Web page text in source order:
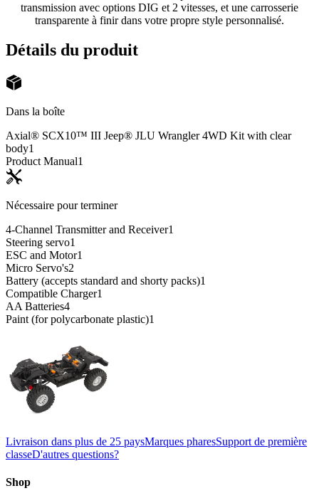
transmission avec options DIG et 2 vitesses, et une carrosserie
transparente à finir dans votre propre style personnalisé.
Détails du produit
Dans la boîte
Axial® SCX10™ III Jeep® JLU Wrangler 4WD Kit with clear
body1
Product Manual1
Nécessaire pour terminer
4-Channel Transmitter and Receiver1
Steering servo1
ESC and Motor1
Micro Servo's2
Battery (accepts standard and shorty packs)1
Compatible Charger1
AA Batteries4
Paint (for polycarbonate plastic)1
Livraison dans plus de 25 paysMarques pharesSupport de première
classeD'autres questions?
Shop